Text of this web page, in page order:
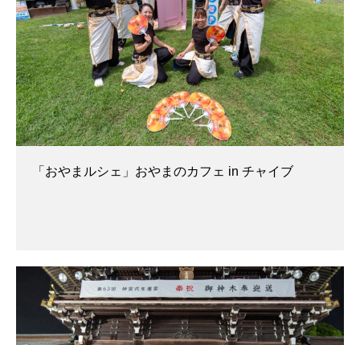
「おやまルシェ」おやまのカフェ in チャイブ